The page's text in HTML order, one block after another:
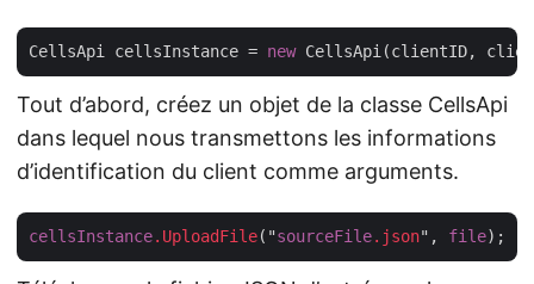
CellsApi cellsInstance = new
Tout d’abord, créez un objet de la classe CellsApi
dans lequel nous transmettons les informations
d’identification du client comme arguments.
cellsInstance.UploadFile("sourceFile.json", file